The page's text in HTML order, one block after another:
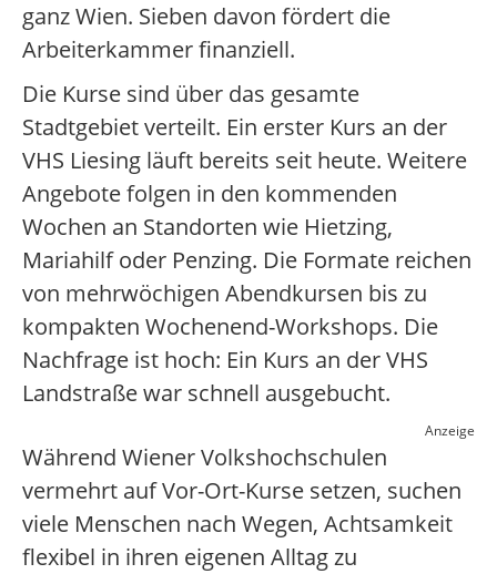
ganz Wien. Sieben davon fördert die
Arbeiterkammer finanziell.
Die Kurse sind über das gesamte
Stadtgebiet verteilt. Ein erster Kurs an der
VHS Liesing läuft bereits seit heute. Weitere
Angebote folgen in den kommenden
Wochen an Standorten wie Hietzing,
Mariahilf oder Penzing. Die Formate reichen
von mehrwöchigen Abendkursen bis zu
kompakten Wochenend-Workshops. Die
Nachfrage ist hoch: Ein Kurs an der VHS
Landstraße war schnell ausgebucht.
Anzeige
Während Wiener Volkshochschulen
vermehrt auf Vor-Ort-Kurse setzen, suchen
viele Menschen nach Wegen, Achtsamkeit
flexibel in ihren eigenen Alltag zu